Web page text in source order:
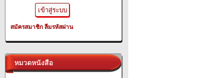
สมัครสมาชิก ลืมรหัสผ่าน
หมวดหนังสือ